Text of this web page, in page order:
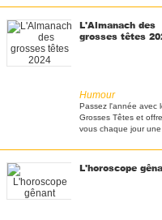
L'Almanach des
grosses têtes
Humour
Passez l'­année avec
Grosses Têtes et
vous chaque jour
L'horoscope